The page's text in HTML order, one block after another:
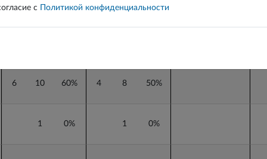
с
Политикой конфиденциальности
6 10 60% 4 8 50%
1 0% 1 0%